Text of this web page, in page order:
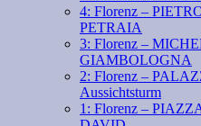
4: Florenz –
PETRAIA
3: Florenz –
GIAMBOLOGNA
2: Florenz –
Aussichtsturm
1: Florenz –